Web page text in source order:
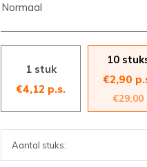
Normaal
1 stuk
€4,12 p.s.
10
€2,90
€29,00